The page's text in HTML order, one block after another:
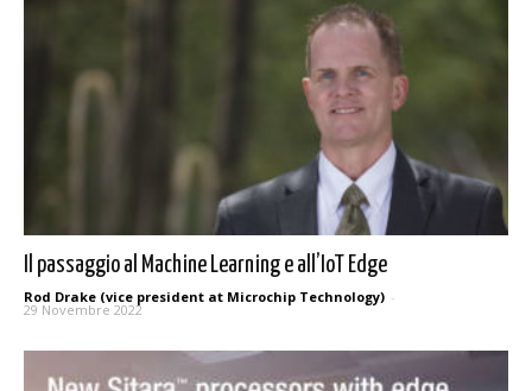
Il passaggio al Machine Learning e all’IoT Edge
Rod Drake (vice president at Microchip Technology) -
29 Novembre 2022